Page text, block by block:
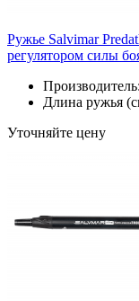
Ружье Salvimar
регулятором силы
Длина ружья
Уточняйте цену